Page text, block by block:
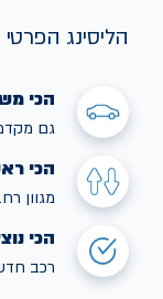
הליסינג
הכי
גם
הכי
מגוון
הכי
רכב